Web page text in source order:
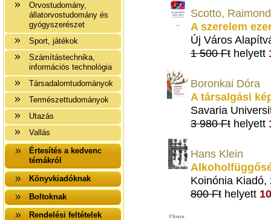
Orvostudomány,
állatorvostudomány és
gyógyszerészet
Sport, játékok
Számítástechnika,
információs technológia
Társadalomtudományok
Természettudományok
Utazás
Vallás
Értesítés a kedvenc
témákról
Könyvkiadóknak
Boltoknak
Rendelési feltételek
Scotto,
A szerelem
Új Város
1 500 Ft helyett
Boronkai Dóra
A társalgási
Savaria
3 980 Ft helyett
Hans Klein
Koinónia Kiadó,
800 Ft helyett